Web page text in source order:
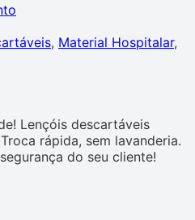
, Material Hospitalar,
Lençóis descartáveis
rápida, sem lavanderia.
do seu cliente!